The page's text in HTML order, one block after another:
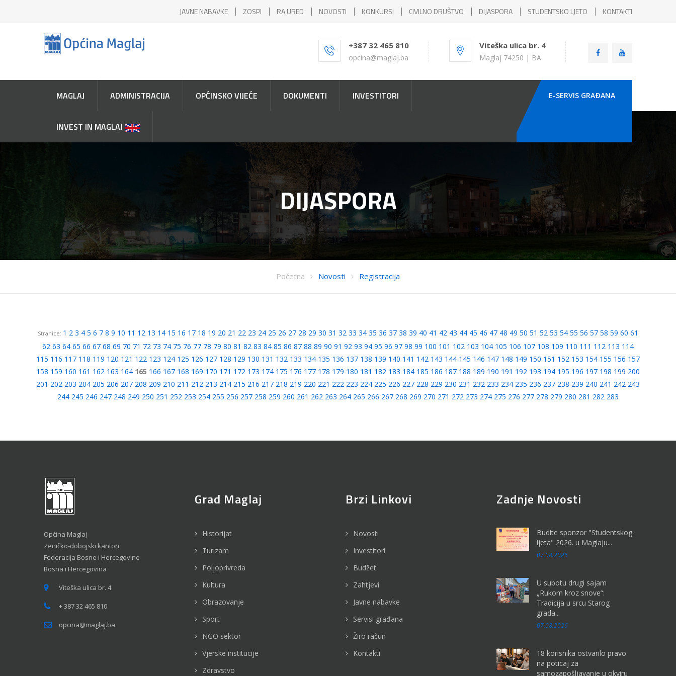
JAVNE NABAVKE ZOSPI RA URED NOVOSTI KONKURSI CIVILNO DRUŠTVO DIJASPORA STUDENTSKO LJETO KONTAKTI
+387 32 465 810
opcina@maglaj.ba
Viteška ulica br. 4
Maglaj 74250 | BA
MAGLAJ ADMINISTRACIJA OPĆINSKO VIJEĆE DOKUMENTI INVESTITORI
INVEST IN MAGLAJ
E-SERVIS GRAÐANA
DIJASPORA
Početna Novosti Registracija
Stranice: 1 2 3 4 5 6 7 8 9 10 11 12 13 14 15 16 17 18 19 20 21 22 23 24 25 26 27 28 29 30 31 32 33 34 35 36 37 38 39 40 41 42 43 44 45 46 47 48 49 50 51 52 53 54 55 56 57 58 59 60 61
62 63 64 65 66 67 68 69 70 71 72 73 74 75 76 77 78 79 80 81 82 83 84 85 86 87 88 89 90 91 92 93 94 95 96 97 98 99 100 101 102 103 104 105 106 107 108 109 110 111 112 113 114
115 116 117 118 119 120 121 122 123 124 125 126 127 128 129 130 131 132 133 134 135 136 137 138 139 140 141 142 143 144 145 146 147 148 149 150 151 152 153 154 155 156 157
158 159 160 161 162 163 164 165 166 167 168 169 170 171 172 173 174 175 176 177 178 179 180 181 182 183 184 185 186 187 188 189 190 191 192 193 194 195 196 197 198 199 200
201 202 203 204 205 206 207 208 209 210 211 212 213 214 215 216 217 218 219 220 221 222 223 224 225 226 227 228 229 230 231 232 233 234 235 236 237 238 239 240 241 242 243
244 245 246 247 248 249 250 251 252 253 254 255 256 257 258 259 260 261 262 263 264 265 266 267 268 269 270 271 272 273 274 275 276 277 278 279 280 281 282 283
Općina Maglaj
Zeničko-dobojski kanton
Federacija Bosne i Hercegovine
Bosna i Hercegovina
Viteška ulica br. 4
+ 387 32 465 810
opcina@maglaj.ba
Grad Maglaj
Historijat
Turizam
Poljoprivreda
Kultura
Obrazovanje
Sport
NGO sektor
Vjerske institucije
Zdravstvo
Brzi Linkovi
Novosti
Investitori
Budžet
Zahtjevi
Javne nabavke
Servisi građana
Žiro račun
Kontakti
Zadnje Novosti
Budite sponzor "Studentskog
ljeta" 2026. u Maglaju...
07.08.2026
U subotu drugi sajam
„Rukom kroz snove“:
Tradicija u srcu Starog
grada...
07.08.2026
18 korisnika ostvarilo pravo
na poticaj za
samozapošljavanje u okviru